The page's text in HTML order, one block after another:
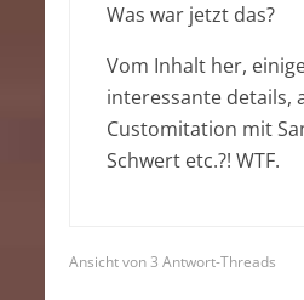
Was war jetzt das?
Vom Inhalt her,
interessante details,
Customitation mit
Schwert etc.?! WTF.
Ansicht von 3 Antwort-Threads